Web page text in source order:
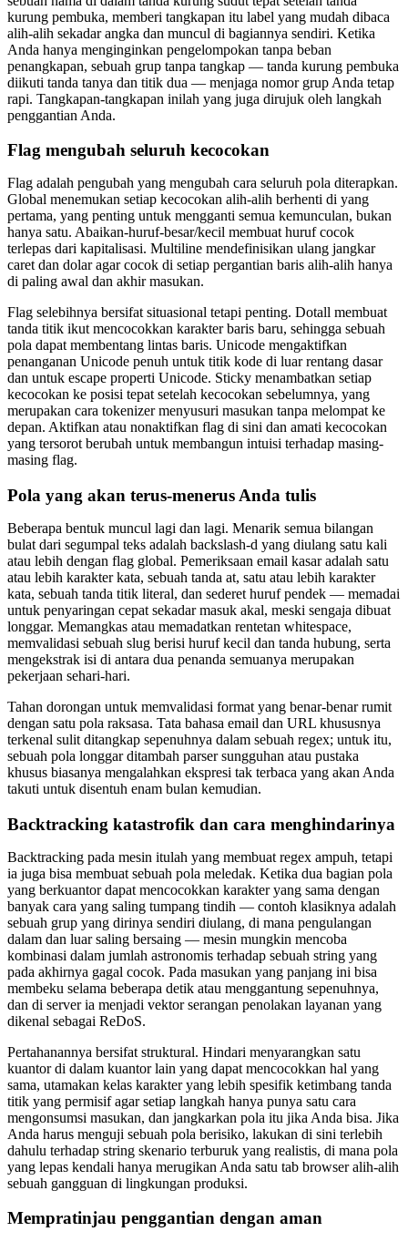
kurung pembuka, memberi tangkapan itu label yang mudah dibaca
alih-alih sekadar angka dan muncul di bagiannya sendiri. Ketika
Anda hanya menginginkan pengelompokan tanpa beban
penangkapan, sebuah grup tanpa tangkap — tanda kurung pembuka
diikuti tanda tanya dan titik dua — menjaga nomor grup Anda tetap
rapi. Tangkapan-tangkapan inilah yang juga dirujuk oleh langkah
penggantian Anda.
Flag mengubah seluruh kecocokan
Flag adalah pengubah yang mengubah cara seluruh pola diterapkan.
Global menemukan setiap kecocokan alih-alih berhenti di yang
pertama, yang penting untuk mengganti semua kemunculan, bukan
hanya satu. Abaikan-huruf-besar/kecil membuat huruf cocok
terlepas dari kapitalisasi. Multiline mendefinisikan ulang jangkar
caret dan dolar agar cocok di setiap pergantian baris alih-alih hanya
di paling awal dan akhir masukan.
Flag selebihnya bersifat situasional tetapi penting. Dotall membuat
tanda titik ikut mencocokkan karakter baris baru, sehingga sebuah
pola dapat membentang lintas baris. Unicode mengaktifkan
penanganan Unicode penuh untuk titik kode di luar rentang dasar
dan untuk escape properti Unicode. Sticky menambatkan setiap
kecocokan ke posisi tepat setelah kecocokan sebelumnya, yang
merupakan cara tokenizer menyusuri masukan tanpa melompat ke
depan. Aktifkan atau nonaktifkan flag di sini dan amati kecocokan
yang tersorot berubah untuk membangun intuisi terhadap masing-
masing flag.
Pola yang akan terus-menerus Anda tulis
Beberapa bentuk muncul lagi dan lagi. Menarik semua bilangan
bulat dari segumpal teks adalah backslash-d yang diulang satu kali
atau lebih dengan flag global. Pemeriksaan email kasar adalah satu
atau lebih karakter kata, sebuah tanda at, satu atau lebih karakter
kata, sebuah tanda titik literal, dan sederet huruf pendek — memadai
untuk penyaringan cepat sekadar masuk akal, meski sengaja dibuat
longgar. Memangkas atau memadatkan rentetan whitespace,
memvalidasi sebuah slug berisi huruf kecil dan tanda hubung, serta
mengekstrak isi di antara dua penanda semuanya merupakan
pekerjaan sehari-hari.
Tahan dorongan untuk memvalidasi format yang benar-benar rumit
dengan satu pola raksasa. Tata bahasa email dan URL khususnya
terkenal sulit ditangkap sepenuhnya dalam sebuah regex; untuk itu,
sebuah pola longgar ditambah parser sungguhan atau pustaka
khusus biasanya mengalahkan ekspresi tak terbaca yang akan Anda
takuti untuk disentuh enam bulan kemudian.
Backtracking katastrofik dan cara menghindarinya
Backtracking pada mesin itulah yang membuat regex ampuh, tetapi
ia juga bisa membuat sebuah pola meledak. Ketika dua bagian pola
yang berkuantor dapat mencocokkan karakter yang sama dengan
banyak cara yang saling tumpang tindih — contoh klasiknya adalah
sebuah grup yang dirinya sendiri diulang, di mana pengulangan
dalam dan luar saling bersaing — mesin mungkin mencoba
kombinasi dalam jumlah astronomis terhadap sebuah string yang
pada akhirnya gagal cocok. Pada masukan yang panjang ini bisa
membeku selama beberapa detik atau menggantung sepenuhnya,
dan di server ia menjadi vektor serangan penolakan layanan yang
dikenal sebagai ReDoS.
Pertahanannya bersifat struktural. Hindari menyarangkan satu
kuantor di dalam kuantor lain yang dapat mencocokkan hal yang
sama, utamakan kelas karakter yang lebih spesifik ketimbang tanda
titik yang permisif agar setiap langkah hanya punya satu cara
mengonsumsi masukan, dan jangkarkan pola itu jika Anda bisa. Jika
Anda harus menguji sebuah pola berisiko, lakukan di sini terlebih
dahulu terhadap string skenario terburuk yang realistis, di mana pola
yang lepas kendali hanya merugikan Anda satu tab browser alih-alih
sebuah gangguan di lingkungan produksi.
Mempratinjau penggantian dengan aman